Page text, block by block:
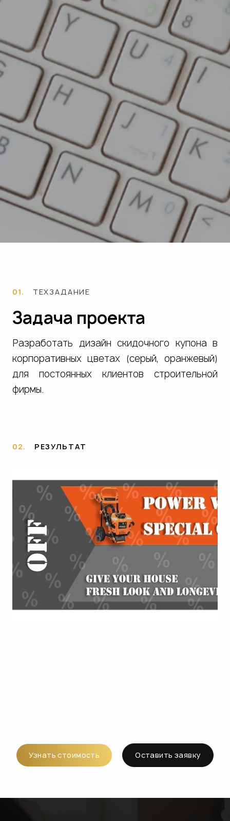
01. ТЕХЗАДАНИЕ
Задача проекта
Разработать дизайн скидочного купона в
корпоративных цветах (серый, оранжевый)
для постоянных клиентов строительной
фирмы.
02. РЕЗУЛЬТАТ
Узнать стоимость Оставить заявку